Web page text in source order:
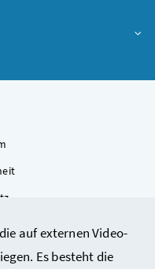
auf externen Video-
Es besteht die